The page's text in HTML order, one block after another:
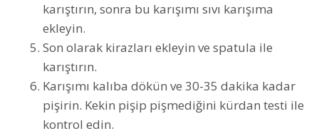
karıştırın, sonra bu karışımı sıvı karışıma
ekleyin.
Son olarak kirazları ekleyin ve spatula ile
karıştırın.
Karışımı kalıba dökün ve 30-35 dakika kadar
pişirin. Kekin pişip pişmediğini kürdan testi ile
kontrol edin.